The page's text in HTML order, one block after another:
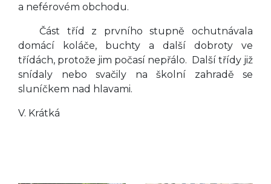
a neférovém obchodu.
Část tříd z prvního stupně ochutnávala
domácí koláče, buchty a další dobroty ve
třídách, protože jim počasí nepřálo. Další třídy již
snídaly nebo svačily na školní zahradě se
sluníčkem nad hlavami.
V. Krátká